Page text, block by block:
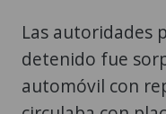
Las autoridades
detenido fue
automóvil con